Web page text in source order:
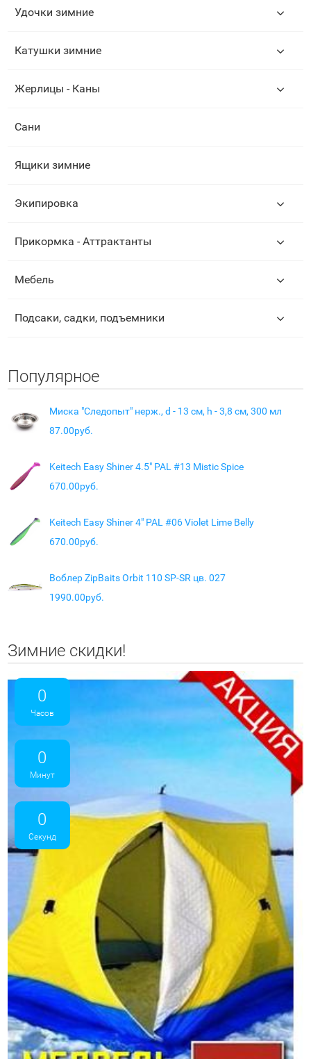
Удочки зимние
Катушки зимние
Жерлицы - Каны
Сани
Ящики зимние
Экипировка
Прикормка - Аттрактанты
Мебель
Подсаки, садки, подъемники
Популярное
Миска "Следопыт" нерж., d - 13 см, h - 3,8 см, 300 мл
87.00руб.
Keitech Easy Shiner 4.5" PAL #13 Mistic Spice
670.00руб.
Keitech Easy Shiner 4" PAL #06 Violet Lime Belly
670.00руб.
Воблер ZipBaits Orbit 110 SP-SR цв. 027
1990.00руб.
Зимние скидки!
0
Часов
0
Минут
0
Секунд